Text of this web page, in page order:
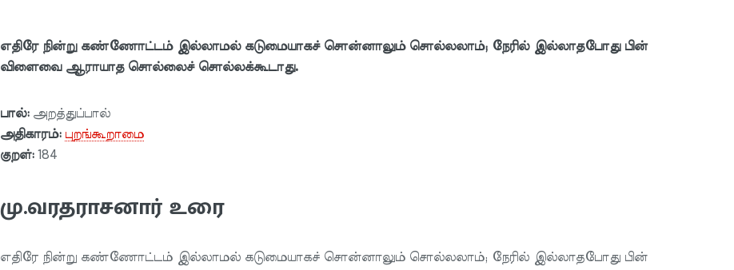
எதிரே நின்று கண்ணோ‌ட்டம் இல்லாமல் கடுமையாகச் சொன்னாலும் சொல்லலாம்; நேரில் இல்லாதபோது பின்
விளைவை ஆராயாத சொல்லைச் சொல்லக்கூடாது.
பால்: அறத்துப்பால்
அதிகாரம்: புறங்கூறாமை
குறள்: 184
மு.வரதராசனார் உரை
எதிரே நின்று கண்ணோ‌ட்டம் இல்லாமல் கடுமையாகச் சொன்னாலும் சொல்லலாம்; நேரில் இல்லாதபோது பின்